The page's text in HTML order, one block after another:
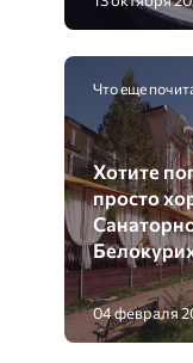
Что еще
Хотите
просто
04 февраля